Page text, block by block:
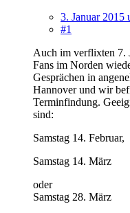
3. Januar 2015
#1
Auch im verflixten 7.
Fans im Norden
Gesprächen in
Hannover und wir
Terminfindung.
sind:
Samstag 14. Februar,
Samstag 14. März
oder
Samstag 28. März